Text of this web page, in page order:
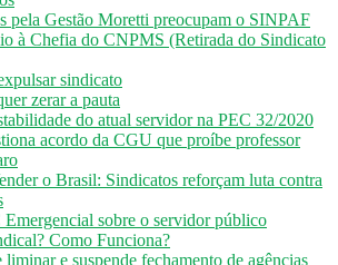
pela Gestão Moretti preocupam o SINPAF
à Chefia do CNPMS (Retirada do Sindicato
sindicato
zerar a pauta
do atual servidor na PEC 32/2020
acordo da CGU que proíbe professor
o Brasil: Sindicatos reforçam luta contra
sobre o servidor público
Como Funciona?
liminar e suspende fechamento de agências